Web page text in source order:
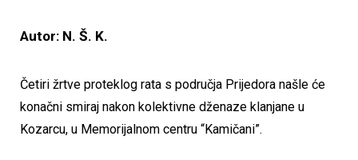
Autor: N. Š. K.
Četiri žrtve proteklog rata s područja Prijedora našle će
konačni smiraj nakon kolektivne dženaze klanjane u
Kozarcu, u Memorijalnom centru “Kamičani”.